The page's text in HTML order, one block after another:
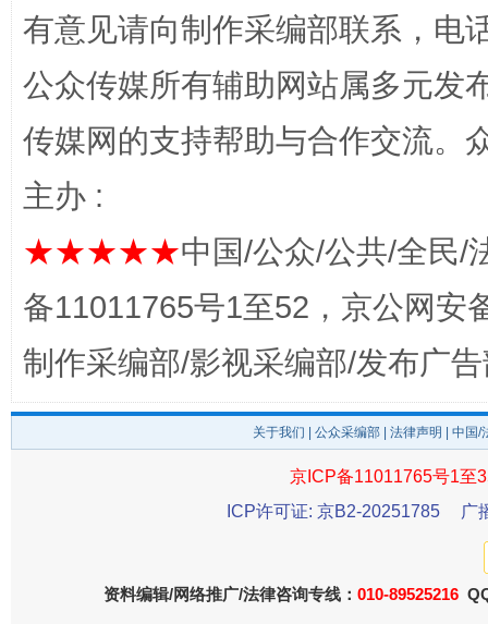
完善运行机制助力责任有效落实
东山县通报“牛蛙产品抗生素超标问题” 法
有意见请向制作采编部联系，电
公众传媒所有辅助网站属多元发
传媒网的支持帮助与合作交流。
主办 :
★★★★★中国/公众/公共/全民/
备11011765号1至52，京公网安
制作采编部/影视采编部/发布广
关于我们 公众采编部 法律声明 | 中国
京ICP备11011765号1至
ICP许可证: 京B2-20251785
广
资料编辑/网络推广/法律咨询专线： 010-89525216